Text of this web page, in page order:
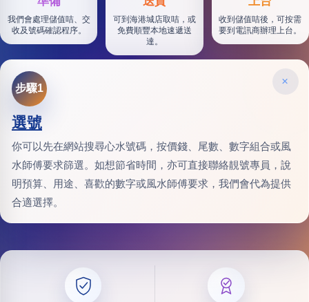
我們會處理儲值咭、交
收及號碼確認程序。
可到海港城店取咭，或
免費順豐本地速遞送
達。
收到儲值咭後，可按需
要到電訊商辦理上台。
×
步驟1
選號
你可以先在網站搜尋心水號碼，按價錢、尾數、數字組合或風
水師傅要求篩選。如想節省時間，亦可直接聯絡靚號專員，說
明預算、用途、喜歡的數字或風水師傅要求，我們會代為提供
合適選擇。